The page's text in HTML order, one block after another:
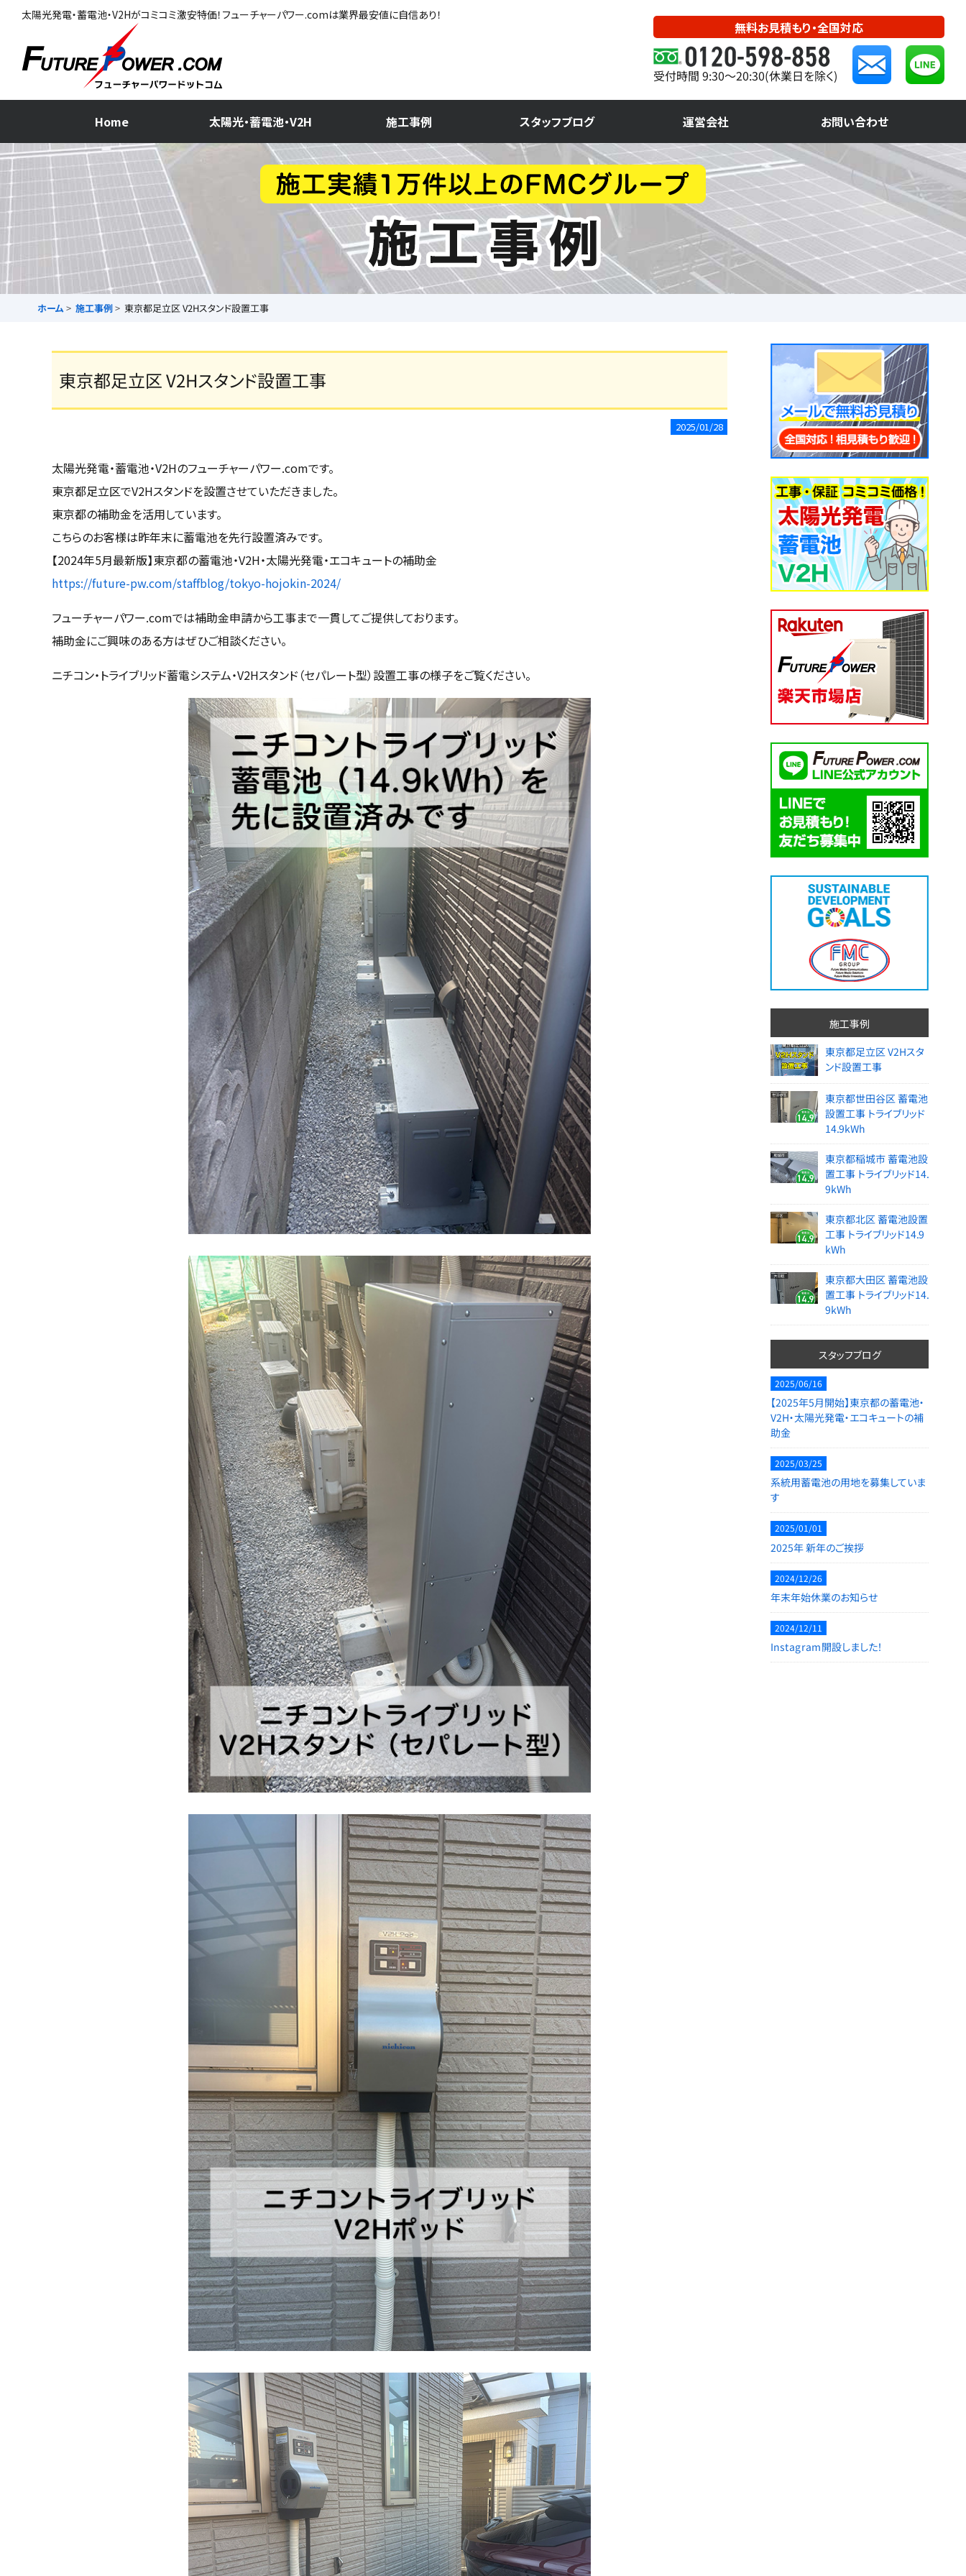
太陽光発電・蓄電池・V2Hがコミコミ激安特価！フューチャーパワー.comは業界最安値に自信あり！
無料お見積もり・全国対応
受付時間 9:30～20:30(休業日を除く)
Home 太陽光・蓄電池・V2H 施工事例 スタッフブログ 運営会社 お問い合わせ
ホーム 施工事例 東京都足立区 V2Hスタンド設置工事
東京都足立区 V2Hスタンド設置工事
2025/01/28
太陽光発電・蓄電池・V2Hのフューチャーパワー.comです。
東京都足立区でV2Hスタンドを設置させていただきました。
東京都の補助金を活用しています。
こちらのお客様は昨年末に蓄電池を先行設置済みです。
【2024年5月最新版】東京都の蓄電池・V2H・太陽光発電・エコキュートの補助金
https://future-pw.com/staffblog/tokyo-hojokin-2024/
フューチャーパワー.comでは補助金申請から工事まで一貫してご提供しております。
補助金にご興味のある方はぜひご相談ください。
ニチコン・トライブリッド蓄電システム・V2Hスタンド（セパレート型）設置工事の様子をご覧ください。
施工事例
東京都足立区 V2Hスタ
ンド設置工事
東京都世田谷区 蓄電池
設置工事 トライブリッド
14.9kWh
東京都稲城市 蓄電池設
置工事 トライブリッド14.
9kWh
東京都北区 蓄電池設置
工事 トライブリッド14.9
kWh
東京都大田区 蓄電池設
置工事 トライブリッド14.
9kWh
スタッフブログ
2025/06/16
【2025年5月開始】東京都の蓄電池・
V2H・太陽光発電・エコキュートの補
助金
2025/03/25
系統用蓄電池の用地を募集していま
す
2025/01/01
2025年 新年のご挨拶
2024/12/26
年末年始休業のお知らせ
2024/12/11
Instagram開設しました！